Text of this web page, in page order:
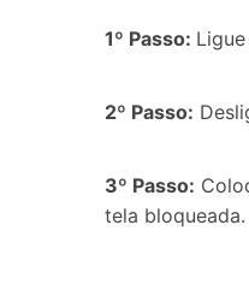
1º Passo:
2º Passo:
3º Passo:
tela bloqueada.